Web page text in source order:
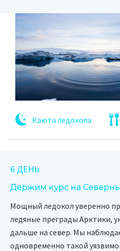
Каюта ледокола
6 ДЕНЬ
Держим курс на
Мощный ледокол уверенно
ледяные преграды Арктики,
дальше на север. Мы
одновременно такой